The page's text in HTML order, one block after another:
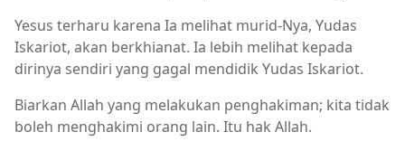
Yesus terharu karena Ia melihat murid-Nya, Yudas
Iskariot, akan berkhianat. Ia lebih melihat kepada
dirinya sendiri yang gagal mendidik Yudas Iskariot.
Biarkan Allah yang melakukan penghakiman; kita tidak
boleh menghakimi orang lain. Itu hak Allah.